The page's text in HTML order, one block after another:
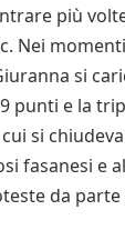
più
Nei
si
punti e la
si
fasanesi e
da